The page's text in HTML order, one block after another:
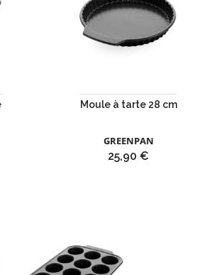
Moule à tarte 28 cm
GREENPAN
Prix
25,90 €